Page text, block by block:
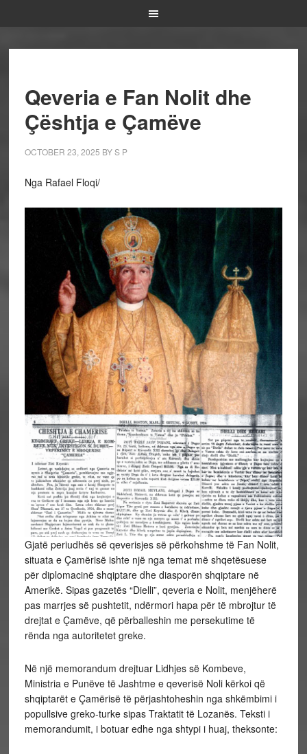
Qeveria e Fan Nolit dhe
Çështja e Çamëve
OCTOBER 23, 2025 BYS P
Nga Rafael Floqi/
Gjatë periudhës së qeverisjes së përkohshme të Fan Nolit,
situata e Çamërisë ishte një nga temat më shqetësuese
për diplomacinë shqiptare dhe diasporën shqiptare në
Amerikë. Sipas gazetës “Dielli”, qeveria e Nolit, menjëherë
pas marrjes së pushtetit, ndërmori hapa për të mbrojtur të
drejtat e Çamëve, që përballeshin me persekutime të
rënda nga autoritetet greke.
Në një memorandum drejtuar Lidhjes së Kombeve,
Ministria e Punëve të Jashtme e qeverisë Noli kërkoi që
shqiptarët e Çamërisë të përjashtoheshin nga shkëmbimi i
popullsive greko-turke sipas Traktatit të Lozanës. Teksti i
memorandumit, i botuar edhe nga shtypi i huaj, theksonte: